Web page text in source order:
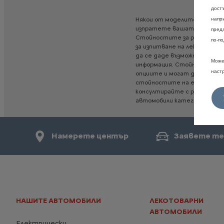
Някои от моделите,
изпратете вашата
Стойностите за разход на
за изпитване на леки
да се даде възможност
информация. Стойностите
опциите и могат да
стойностите на емисиите
консултирайте с
автомобили категория М1",
Намерете център Заявете
НАШИТЕ АВТОМОБИЛИ
ЛЕКОТОВАРНИ
АВТОМОБИЛИ
по-